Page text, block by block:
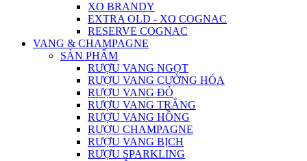
XO BRANDY
EXTRA OLD - XO COGNAC
RESERVE COGNAC
VANG & CHAMPAGNE
SẢN PHẨM
RƯỢU VANG NGỌT
RƯỢU VANG CƯỜNG HÓA
RƯỢU VANG ĐỎ
RƯỢU VANG TRẮNG
RƯỢU VANG HỒNG
RƯỢU CHAMPAGNE
RƯỢU VANG BỊCH
RƯỢU SPARKLING